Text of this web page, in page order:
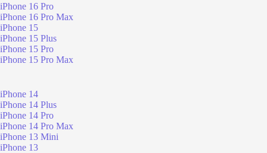
iPhone 16 Pro
iPhone 16 Pro Max
iPhone 15
iPhone 15 Plus
iPhone 15 Pro
iPhone 15 Pro Max
iPhone 14
iPhone 14 Plus
iPhone 14 Pro
iPhone 14 Pro Max
iPhone 13 Mini
iPhone 13